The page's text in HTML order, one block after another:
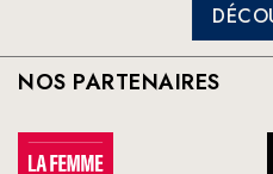
NOS PARTENAIRES